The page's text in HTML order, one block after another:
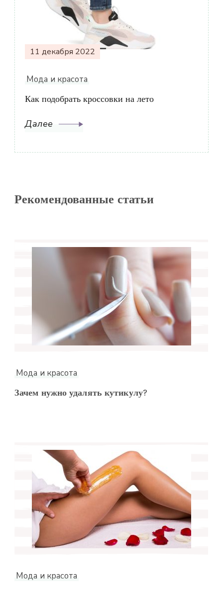
11 декабря 2022
Мода и красота
Как подобрать кроссовки на лето
Далее
Рекомендованные статьи
Мода и красота
Зачем нужно удалять кутикулу?
Мода и красота